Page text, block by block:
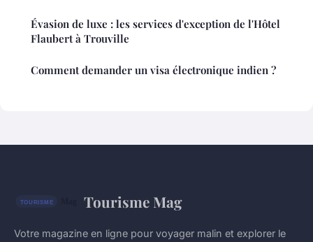
Évasion de luxe : les services d'exception de l'Hôtel
Flaubert à Trouville
Comment demander un visa électronique indien ?
Tourisme Mag
Votre magazine en ligne pour voyager malin et explorer le